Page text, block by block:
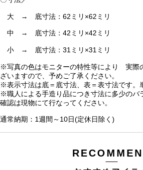
大 → 底寸法：62ミリ×62ミリ
中 → 底寸法：42ミリ×42ミリ
小 → 底寸法：31ミリ×31ミリ
※写真の色はモニターの特性等により 実際
ざいますので、予めご了承ください。
※表示寸法は底＝底寸法、表＝表寸法です。
※職人による手造り品につき寸法に多少のバ
確認は現物にて行なってください。
通常納期：1週間～10日(定休日除く)